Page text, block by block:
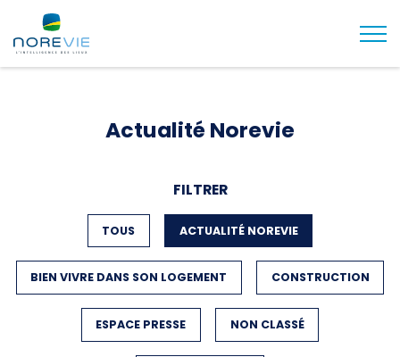
Actualité Norevie
FILTRER
FILTER BY
TOUS FILTER BY
ACTUALITÉ NOREVIE
FILTER BY
BIEN VIVRE DANS SON LOGEMENT FILTER BY
CONSTRUCTION
FILTER BY
ESPACE PRESSE FILTER BY
NON CLASSÉ